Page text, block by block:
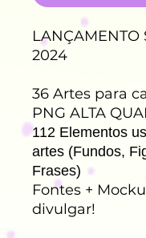
LANÇAMENTO
2024
36 Artes para
PNG ALTA
112 Elementos
artes (Fundos,
Frases)
Fontes +
divulgar!